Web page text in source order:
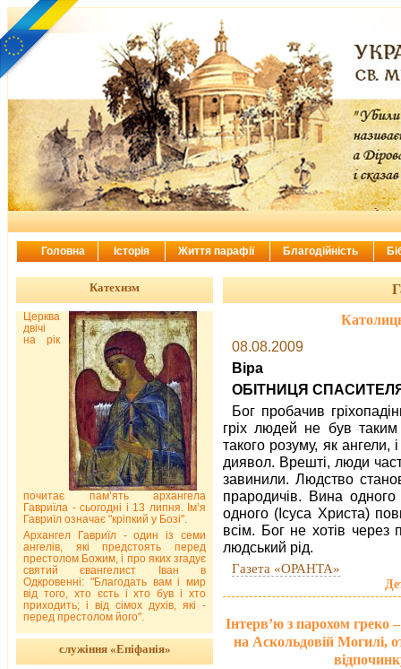
08.08.2009
Віра
ОБІТНИЦЯ
Бог пробачив
гріх людей не був
такого розуму, як ангели,
диявол. Врешті, люди
завинили. Людство
прародичів. Вина
одного (Ісуса Христа)
всім. Бог не хотів
людський рід.
Газета «ОРАНТА»
Інтерв’ю з парохом
на Аскольдовій Могилі,
Катехизм
Церква
двічі
на рік
почитає пам’ять архангела
Гавриїла - сьогодні і 13 липня. Ім’я
Гавриїл означає "кріпкий у Бозі".
Архангел Гавриїл - один із семи
ангелів, які предстоять перед
престолом Божим, і про яких згадує
святий євангелист Іван в
Одкровенні: "Благодать вам і мир
від того, хто єсть і хто був і хто
приходить; і від сімох духів, які -
перед престолом його".
служіння «Епіфанія»
Головна Історія Життя парафії Благодійність